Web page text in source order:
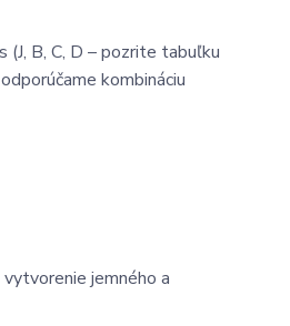
B, C, D – pozrite tabuľku
kombináciu
jemného a